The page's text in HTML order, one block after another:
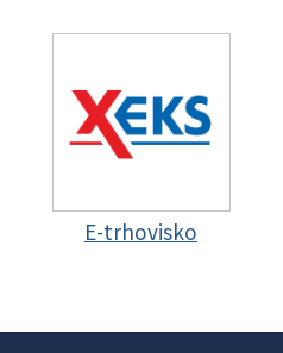
E-trhovisko